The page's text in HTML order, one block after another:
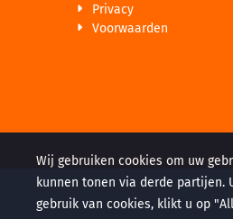
Privacy
Voorwaarden
Wij gebruiken cookies om uw
kunnen tonen via derde partijen.
gebruik van cookies, klikt u op